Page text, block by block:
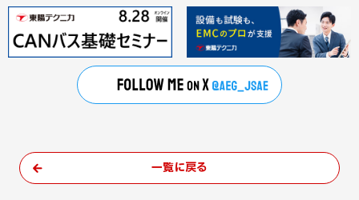
一覧に戻る